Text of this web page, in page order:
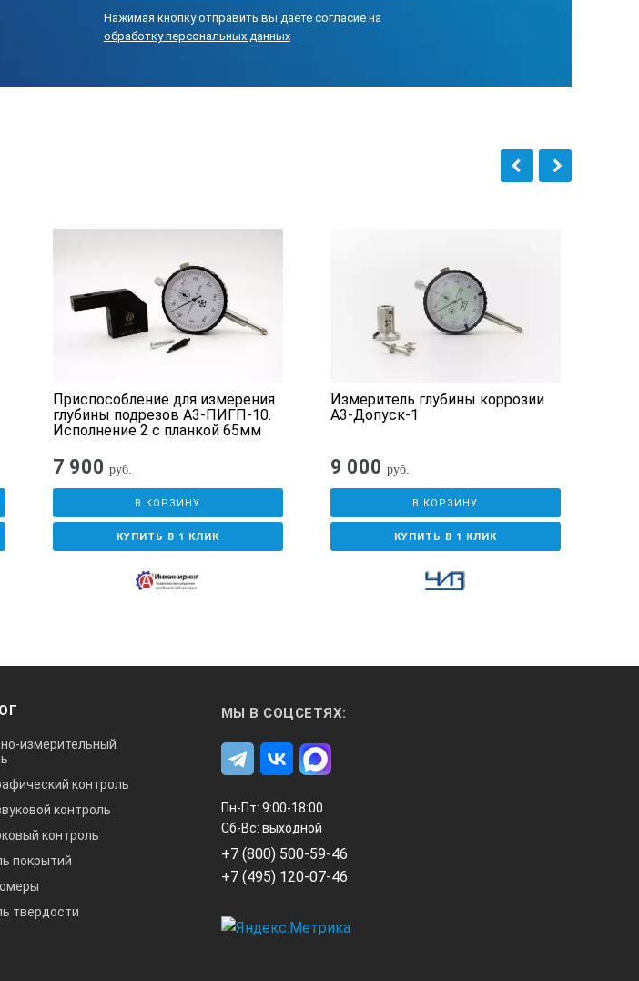
Нажимая кнопку отправить вы даете согласие на
обработку персональных данных
Приспособление для измерения
глубины подрезов А3-ПИГП-10.
Исполнение 2 с планкой 65мм
7 900 руб.
В КОРЗИНУ
КУПИТЬ В 1 КЛИК
Измеритель глубины коррозии
А3-Допуск-1
9 000 руб.
В КОРЗИНУ
КУПИТЬ В 1 КЛИК
измерительный
контроль
контроль
контроль
покрытий
твердости
МЫ В СОЦСЕТЯХ:
Пн-Пт: 9:00-18:00
Сб-Вс: выходной
+7 (800) 500-59-46
+7 (495) 120-07-46